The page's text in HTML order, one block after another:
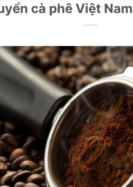
cà phê Việt